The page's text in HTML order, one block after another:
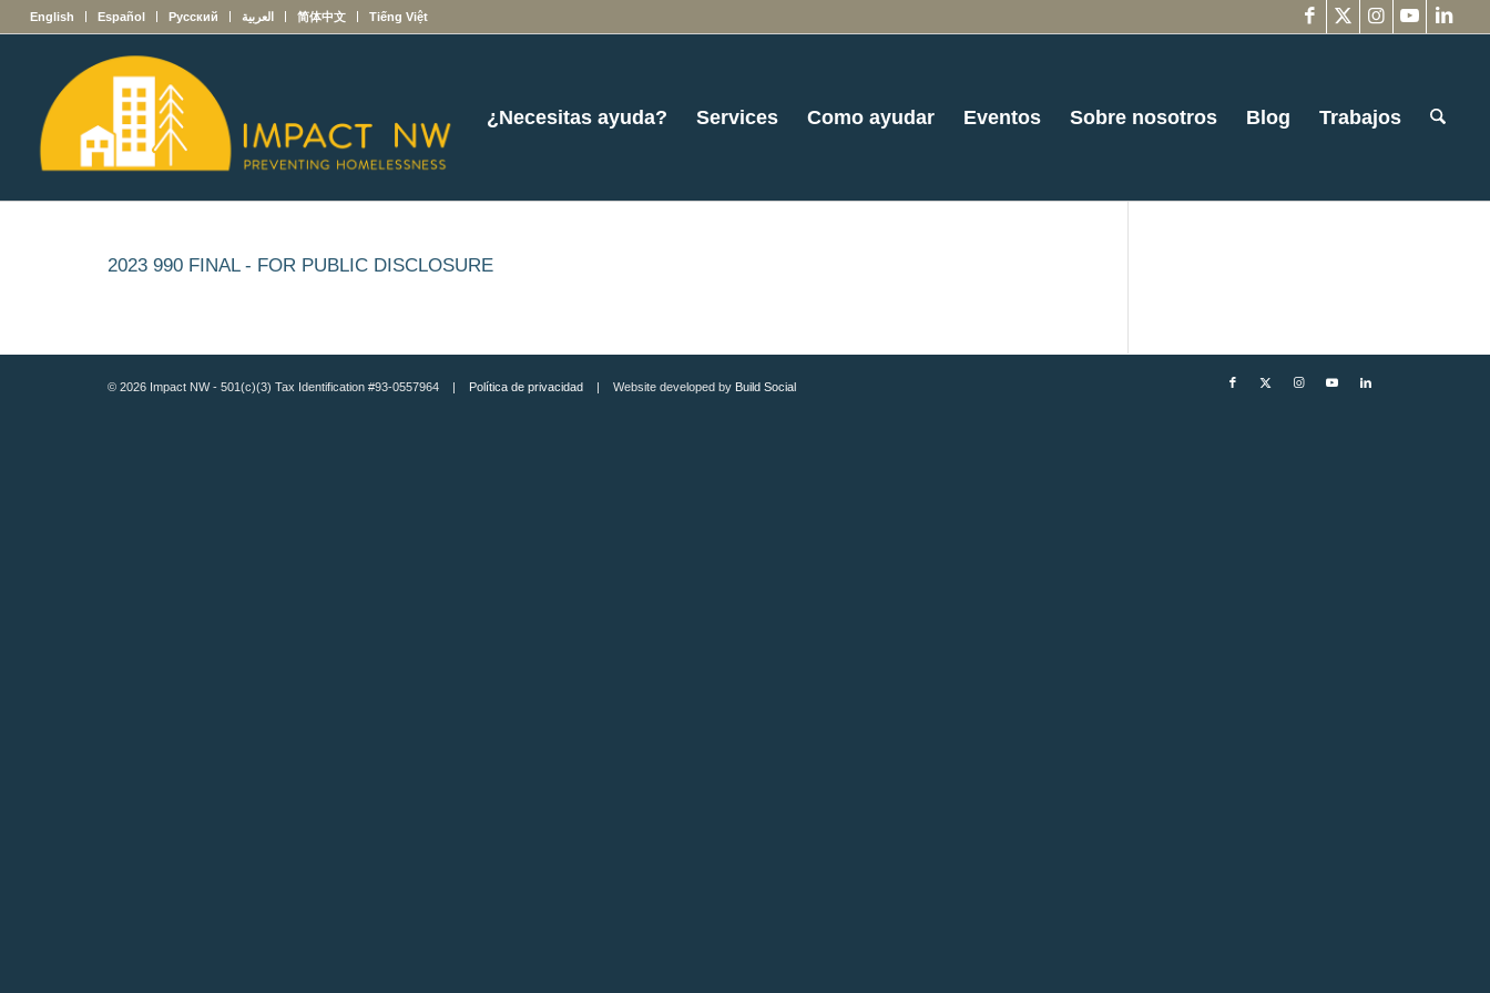
English Español Русский العربية 简体中文 Tiếng Việt
¿Necesitas ayuda? Services Como ayudar Eventos Sobre nosotros Blog Trabajos
2023 990 FINAL - FOR PUBLIC DISCLOSURE
© 2026 Impact NW - 501(c)(3) Tax Identification #93-0557964 | Política de privacidad | Website developed by Build Social